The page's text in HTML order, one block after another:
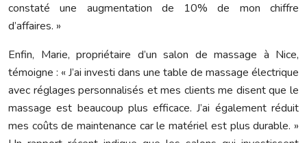
constaté une augmentation de 10% de mon chiffre
d’affaires. »
Enfin, Marie, propriétaire d’un salon de massage à Nice,
témoigne : « J’ai investi dans une table de massage électrique
avec réglages personnalisés et mes clients me disent que le
massage est beaucoup plus efficace. J’ai également réduit
mes coûts de maintenance car le matériel est plus durable. »